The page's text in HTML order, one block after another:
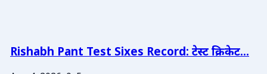
Rishabh Pant Test Sixes Record: टेस्ट क्रिकेट...